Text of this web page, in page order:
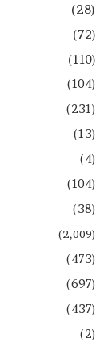
(28)
(72)
(110)
(104)
(231)
(13)
(4)
(104)
(38)
(2,009)
(473)
(697)
(437)
(2)